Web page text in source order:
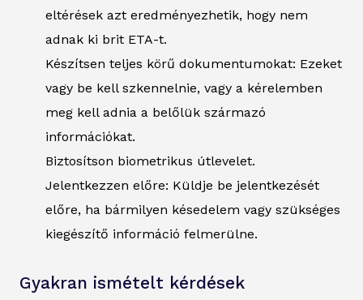
eltérések azt eredményezhetik, hogy nem
adnak ki brit ETA-t.
Készítsen teljes körű dokumentumokat: Ezeket
vagy be kell szkennelnie, vagy a kérelemben
meg kell adnia a belőlük származó
információkat.
Biztosítson biometrikus útlevelet.
Jelentkezzen előre: Küldje be jelentkezését
előre, ha bármilyen késedelem vagy szükséges
kiegészítő információ felmerülne.
Gyakran ismételt kérdések